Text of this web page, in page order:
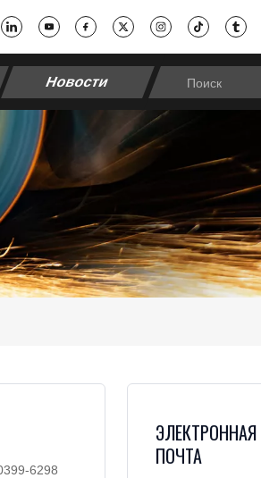
Новости
6298
ЭЛЕКТРОННАЯ
ПОЧТА